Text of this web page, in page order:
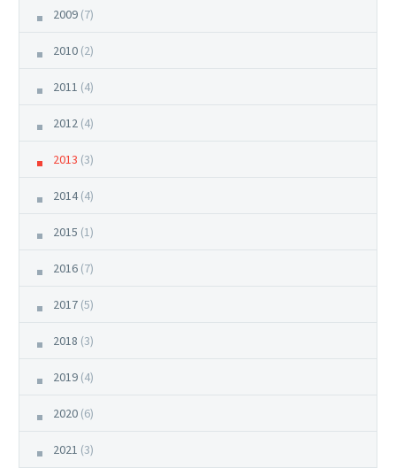
2009 (7)
2010 (2)
2011 (4)
2012 (4)
2013 (3)
2014 (4)
2015 (1)
2016 (7)
2017 (5)
2018 (3)
2019 (4)
2020 (6)
2021 (3)